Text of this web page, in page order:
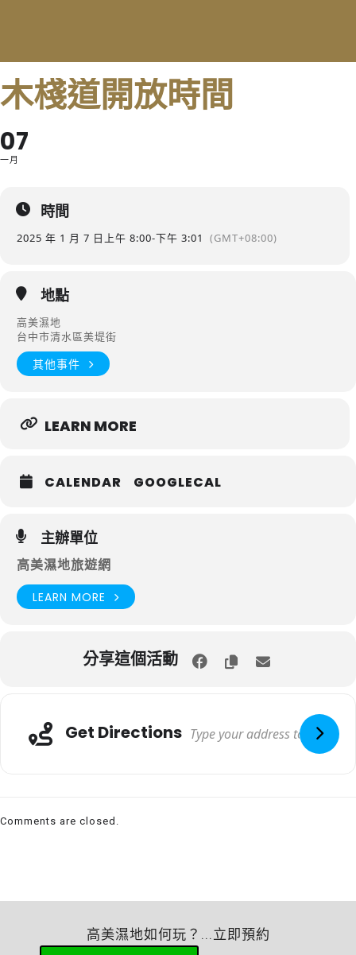
木棧道開放時間
07
一月
時間
2025 年 1 月 7 日 上午 8:00-下午 3:01 (GMT+08:00)
地點
高美濕地
台中市清水區美堤街
其他事件
LEARN MORE
CALENDAR GOOGLECAL
主辦單位
高美濕地旅遊網
LEARN MORE
分享這個活動
Get Directions
Comments are closed.
高美濕地如何玩？...立即預約